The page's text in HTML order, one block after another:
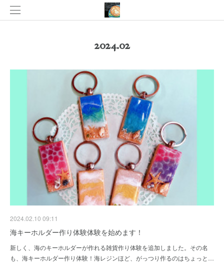
2024.02
2024.02.10 09:11
海キーホルダー作り体験体験を始めます！
新しく、海のキーホルダーが作れる雑貨作り体験を追加しました。その名
も、海キーホルダー作り体験！海レジンほど、がっつり作るのはちょっと…